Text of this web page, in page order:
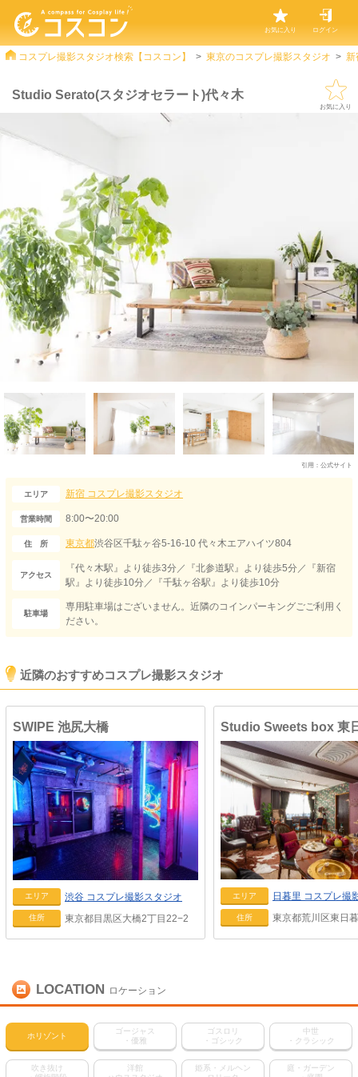
お気に入り ログイン
コスプレ撮影スタジオ検索【コスコン】 東京のコスプレ撮影スタジオ 新
Studio Serato(スタジオセラート)代々木
お気に入り
引用： 公式サイト
エリア 新宿 コスプレ撮影スタジオ
営業時間 8:00〜20:00
住 所 東京都渋谷区千駄ヶ谷5-16-10 代々木エアハイツ804
アクセス
『代々木駅』より徒歩3分／『北参道駅』より徒歩5分／『新宿
駅』より徒歩10分／『千駄ヶ谷駅』より徒歩10分
駐車場
専用駐車場はございません。近隣のコインパーキングごご利用く
ださい。
近隣のおすすめコスプレ撮影スタジオ
SWIPE 池尻大橋
エリア 渋谷 コスプレ撮影スタジオ
住所 東京都目黒区大橋2丁目22−2
エリア 日暮里 コスプレ撮
住所 東京都荒川区東日
LOCATION ロケーション
ホリゾント
ゴージャス
・優雅
ゴスロリ
・ゴシック
中世
・クラシック
吹き抜け
洋館
姫系・メルヘン
庭・ガーデン